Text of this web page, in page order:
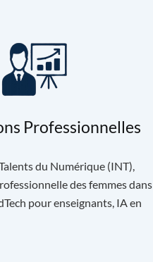
Professionnelles
du Numérique (INT),
des femmes dans
pour enseignants, IA en